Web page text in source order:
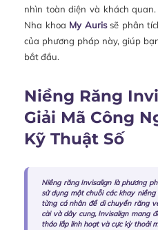
nhìn toàn diện và khách
Nha khoa My Aurissẽ phân
của phương pháp này, giúp
bắt đầu.
Niềng Răng
Giải Mã Công
Kỹ Thuật Số
Niềng răng Invisalign là phương
sử dụng một chuỗi các khay
từng cá nhân để di chuyển răng
cài và dây cung, Invisalign mang
tháo lắp linh hoạt và cực kỳ thoải